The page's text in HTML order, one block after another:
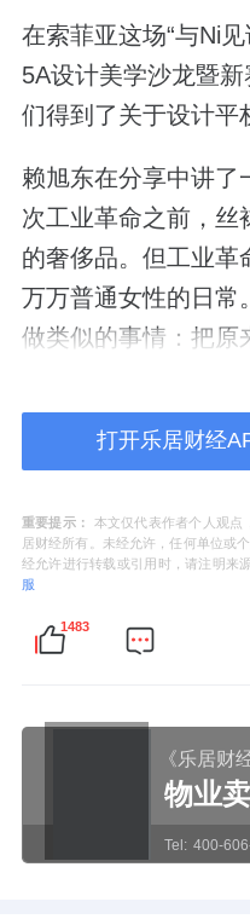
在索菲亚这场“与Ni
5A设计美学沙龙暨
们得到了关于设计平
赖旭东在分享中讲了
次工业革命之前，丝
的奢侈品。但工业革
万万普通女性的日常
做类似的事情：把原
到的高定工艺和智能
过去，高品质的家居
从设计费到材料费，
——家居、定制好设
2026年1月，索菲亚
“全案定制”。这不仅
一次角色转变——从“
打开乐居财经
重要提示：
本文仅代表作者个人观点
居财经所有。未经允许，任何单位或
经允许进行转载或引用时，请注明来
服
1483
《乐居财
物业
Tel: 400-